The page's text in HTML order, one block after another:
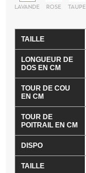
LAVANDE ROSE TAUPE